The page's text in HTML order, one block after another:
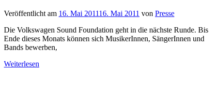
Veröffentlicht am 16. Mai 201116. Mai 2011 von Presse
Die Volkswagen Sound Foundation geht in die nächste Runde. Bis
Ende dieses Monats können sich MusikerInnen, SängerInnen und
Bands bewerben,
Weiterlesen